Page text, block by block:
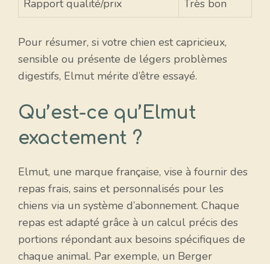
Rapport qualité/prix Très bon
Pour résumer, si votre chien est capricieux,
sensible ou présente de légers problèmes
digestifs, Elmut mérite d’être essayé.
Qu’est-ce qu’Elmut
exactement ?
Elmut, une marque française, vise à fournir des
repas frais, sains et personnalisés pour les
chiens via un système d’abonnement. Chaque
repas est adapté grâce à un calcul précis des
portions répondant aux besoins spécifiques de
chaque animal. Par exemple, un Berger